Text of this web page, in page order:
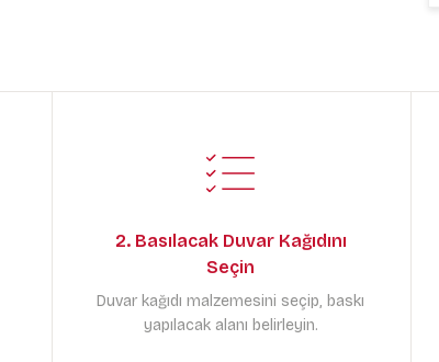
2. Basılacak Duvar Kağıdını
Seçin
Duvar kağıdı malzemesini seçip, baskı
yapılacak alanı belirleyin.